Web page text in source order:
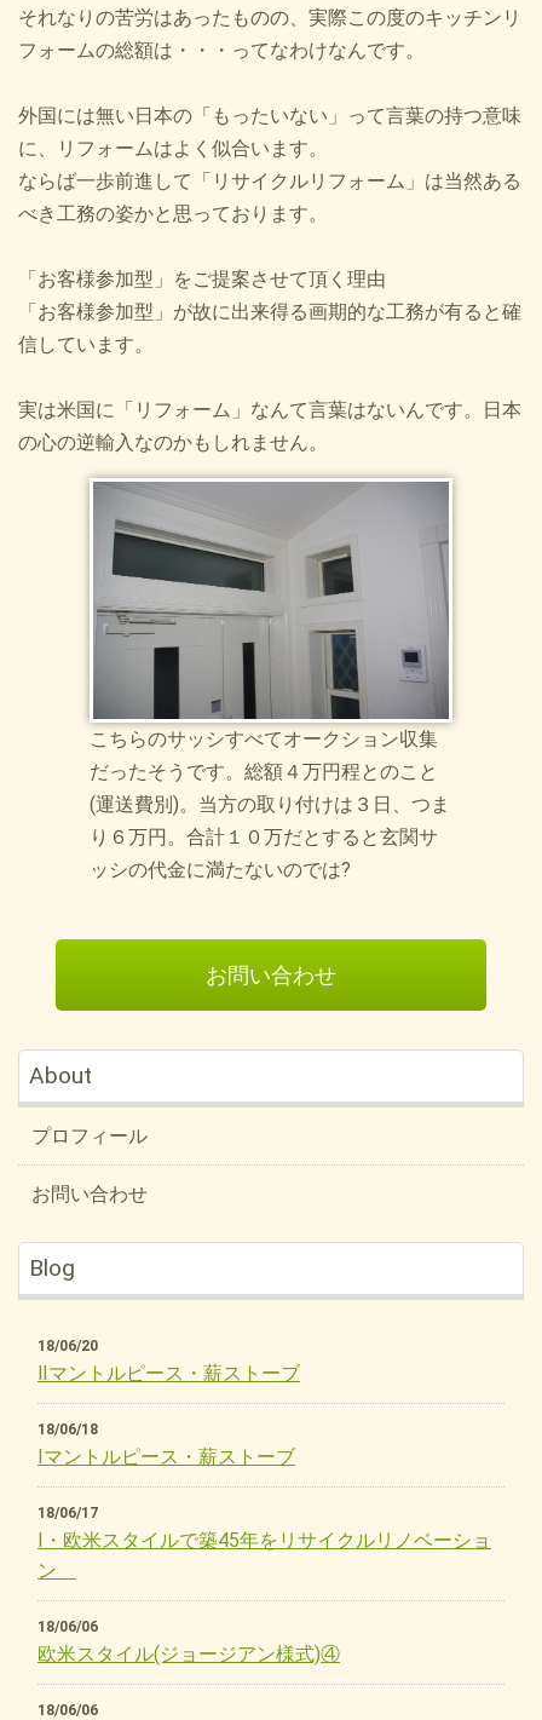
それなりの苦労はあったものの、実際この度のキッチンリ
フォームの総額は・・・ってなわけなんです。
外国には無い日本の「もったいない」って言葉の持つ意味
に、リフォームはよく似合います。
ならば一歩前進して「リサイクルリフォーム」は当然ある
べき工務の姿かと思っております。
「お客様参加型」をご提案させて頂く理由
「お客様参加型」が故に出来得る画期的な工務が有ると確
信しています。
実は米国に「リフォーム」なんて言葉はないんです。日本
の心の逆輸入なのかもしれません。
こちらのサッシすべてオークション収集
だったそうです。総額４万円程とのこと
(運送費別)。当方の取り付けは３日、つま
り６万円。合計１０万だとすると玄関サ
ッシの代金に満たないのでは?
お問い合わせ
About
プロフィール
お問い合わせ
Blog
18/06/20
Ⅱマントルピース・薪ストーブ
18/06/18
Ⅰマントルピース・薪ストーブ
18/06/17
Ⅰ・欧米スタイルで築45年をリサイクルリノベーショ
ン
18/06/06
欧米スタイル(ジョージアン様式)④
18/06/06